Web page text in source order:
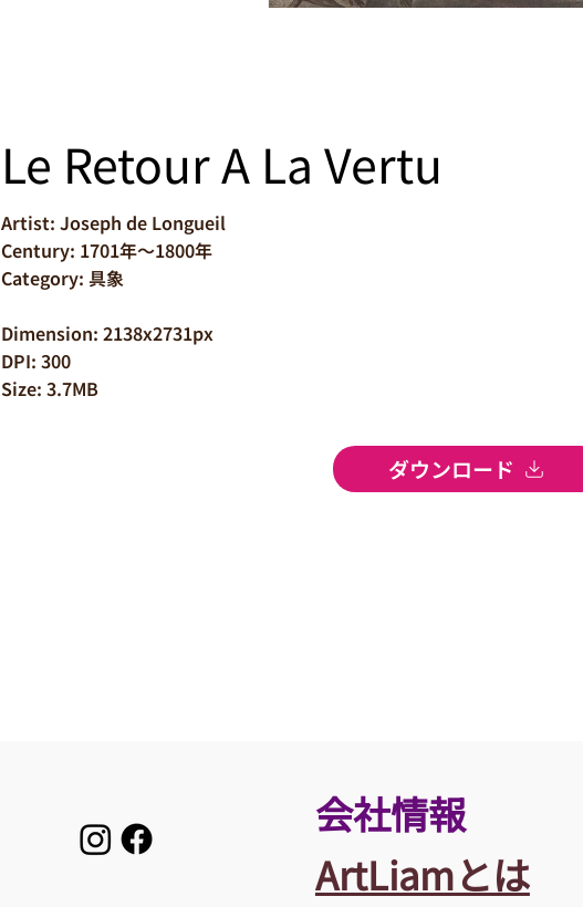
Le Retour A La Vertu
Artist: Joseph de Longueil
Century: 1701年～1800年
Category: 具象
Dimension: 2138x2731px
DPI: 300
Size: 3.7MB
ダウンロード
​会社情報
ArtLiamとは